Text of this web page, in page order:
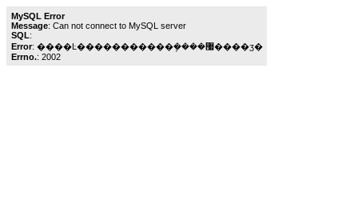
MySQL Error
Message: Can not connect to MySQL server
SQL:
Error
: ����Ŀ�����������ܾ����޷����ӡ�
Errno.: 2002